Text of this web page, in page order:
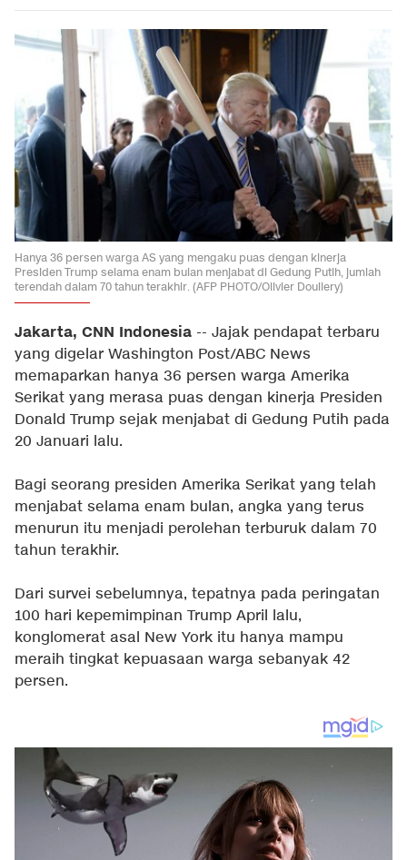
Hanya 36 persen warga AS yang mengaku puas dengan kinerja
Presiden Trump selama enam bulan menjabat di Gedung Putih, jumlah
terendah dalam 70 tahun terakhir. (AFP PHOTO/Olivier Douliery)
Jakarta, CNN Indonesia -- Jajak pendapat terbaru
yang digelar Washington Post/ABC News
memaparkan hanya 36 persen warga Amerika
Serikat yang merasa puas dengan kinerja Presiden
Donald Trump sejak menjabat di Gedung Putih pada
20 Januari lalu.
Bagi seorang presiden Amerika Serikat yang telah
menjabat selama enam bulan, angka yang terus
menurun itu menjadi perolehan terburuk dalam 70
tahun terakhir.
Dari survei sebelumnya, tepatnya pada peringatan
100 hari kepemimpinan Trump April lalu,
konglomerat asal New York itu hanya mampu
meraih tingkat kepuasaan warga sebanyak 42
persen.